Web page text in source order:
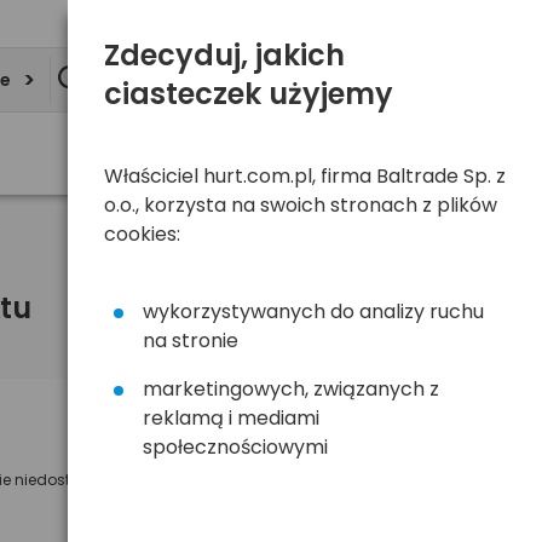
niedostępny
Powiadom mnie o dostępności
Zdecyduj, jakich
ciasteczek użyjemy
Właściciel hurt.com.pl, firma Baltrade Sp. z
o.o., korzysta na swoich stronach z plików
cookies:
wykorzystywanych do analizy ruchu
na stronie
marketingowych, związanych z
reklamą i mediami
społecznościowymi